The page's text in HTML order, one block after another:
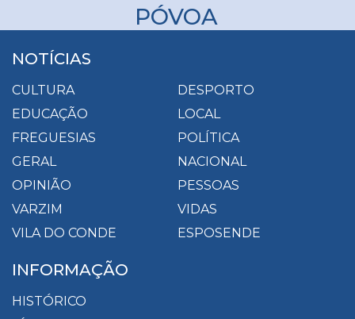
PÓVOA
NOTÍCIAS
CULTURA
DESPORTO
EDUCAÇÃO
LOCAL
FREGUESIAS
POLÍTICA
GERAL
NACIONAL
OPINIÃO
PESSOAS
VARZIM
VIDAS
VILA DO CONDE
ESPOSENDE
INFORMAÇÃO
HISTÓRICO